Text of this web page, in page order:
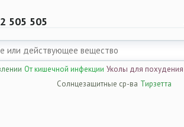
505 505
От кишечной инфекции Уколы для похудения
Солнцезащитные ср-ва Тирзетта